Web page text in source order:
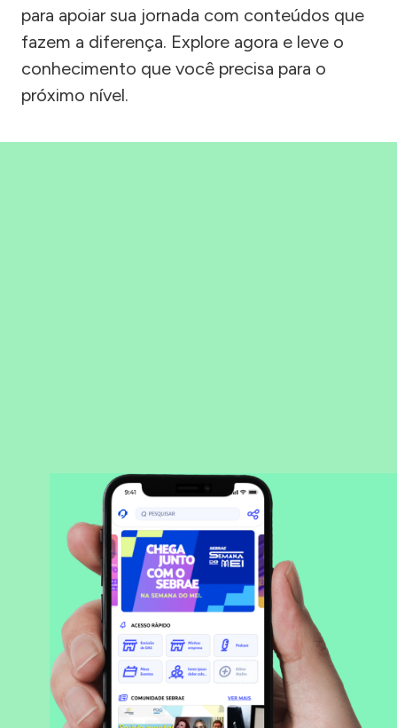
para apoiar sua jornada com conteúdos que
fazem a diferença. Explore agora e leve o
conhecimento que você precisa para o
próximo nível.